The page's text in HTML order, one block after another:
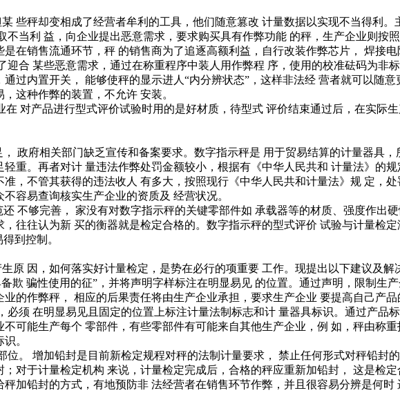
秤却变相成了经营者牟利的工具，他们随意篡改 计量数据以实现不当得利。
利 益，向企业提出恶意需求，要求购买具有作弊功能 的秤，生产企业则按
在销售流通环节，秤 的销售商为了追逐高额利益，自行改装作弊芯片， 焊接
某些恶意需求，通过在称重程序中装人用作弊程 序，使用的校准砝码为非
过内置开关， 能够使秤的显示进人“内分辨状态”，这样非法经 营者就可以随
这种作弊的装置，不允许 安装。
对产品进行型式评价试验时用的是好材质，待型式 评价结束通过后，在实际
府相关部门缺乏宣传和备案要求。数字指示秤是 用于贸易结算的计量器具，
重。再者对计 量违法作弊处罚金额较小，根据有《中华人民共和 计量法》的
，不管其获得的违法收人 有多大，按照现行《中华人民共和计量法》规 定，
容易查询核实生产企业的资质及 经营状况。
够完善， 家没有对数字指示秤的关键零部件如 承载器等的材质、强度作出
往往认为新 买的衡器就是检定合格的。数字指示秤的型式评价 试验与计量检
到控制。
因，如何落实好计量检定，是势在必行的项重要 工作。现提出以下建议及解
骗性使用的征”，并将声明字样标注在明显易见 的位置。通过声明，限制生
的作弊秤， 相应的后果责任将由生产企业承担，要求生产企业 要提高自己产
在明显易见且固定的位置上标注计量法制标志和计 量器具标识。通过产品
可能生产每个 零部件，有些零部件有可能来自其他生产企业，例 如，秤由称
。
增加铅封是目前新检定规程对秤的法制计量要求， 禁止任何形式对秤铅封
对于计量检定机构 来说，计量检定完成后，合格的秤应重新加铅封， 这是检
加铅封的方式，有地预防非 法经营者在销售环节作弊，并且很容易分辨是何时